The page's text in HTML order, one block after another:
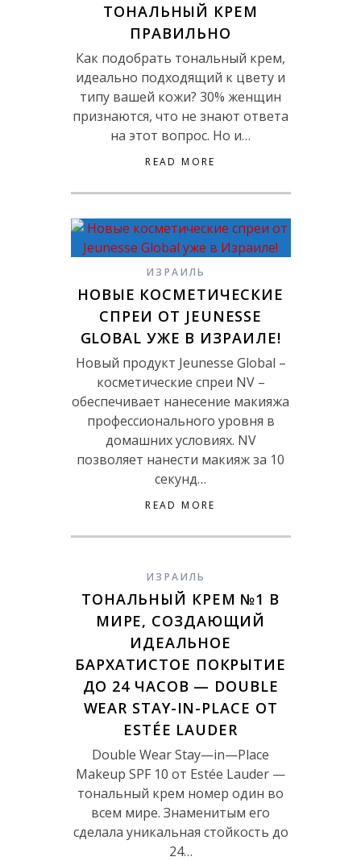
ТОНАЛЬНЫЙ КРЕМ
ПРАВИЛЬНО
Как подобрать тональный крем,
идеально подходящий к цвету и
типу вашей кожи? 30% женщин
признаются, что не знают ответа
на этот вопрос. Но и…
READ MORE
ИЗРАИЛЬ
НОВЫЕ КОСМЕТИЧЕСКИЕ
СПРЕИ ОТ JEUNESSE
GLOBAL УЖЕ В ИЗРАИЛЕ!
Новый продукт Jeunesse Global –
косметические спреи NV –
обеспечивает нанесение макияжа
профессионального уровня в
домашних условиях. NV
позволяет нанести макияж за 10
секунд…
READ MORE
ИЗРАИЛЬ
ТОНАЛЬНЫЙ КРЕМ №1 В
МИРЕ, СОЗДАЮЩИЙ
ИДЕАЛЬНОЕ
БАРХАТИСТОЕ ПОКРЫТИЕ
ДО 24 ЧАСОВ — DOUBLE
WEAR STAY-IN-PLACE ОТ
ESTÉE LAUDER
Double Wear Stay—in—Place
Makeup SPF 10 от Estée Lauder —
тональный крем номер один во
всем мире. Знаменитым его
сделала уникальная стойкость до
24…